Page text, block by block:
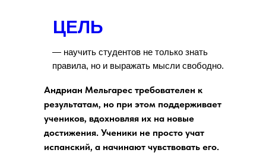
ЦЕЛЬ
— научить студентов не только знать
правила, но и выражать мысли свободно.
Андриан Мельгарес требователен к
результатам, но при этом поддерживает
учеников, вдохновляя их на новые
достижения. Ученики не просто учат
испанский, а начинают чувствовать его.